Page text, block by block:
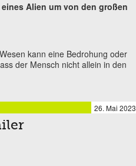
Alien um von den großen
kann eine Bedrohung oder
der Mensch nicht allein in den
26. Mai 2023